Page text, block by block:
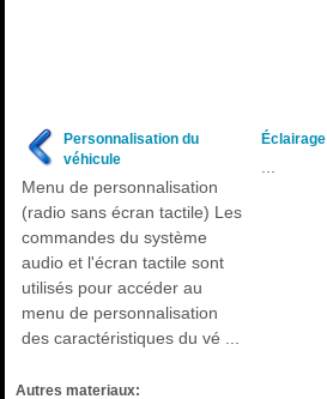
Personnalisation du
véhicule
Menu de personnalisation
(radio sans écran tactile) Les
commandes du système
audio et l'écran tactile sont
utilisés pour accéder au
menu de personnalisation
des caractéristiques du vé ...
Éclairage
Autres materiaux: